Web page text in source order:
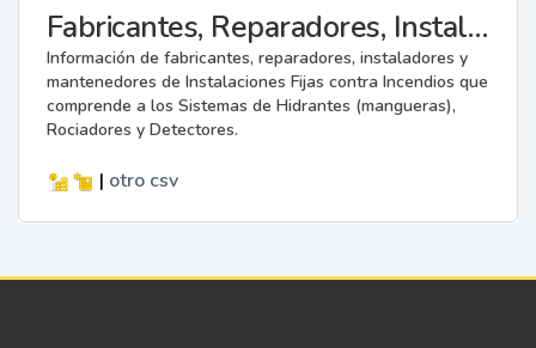
Fabricantes, Reparadores, Instaladores y Mantenedores de Instalaciones Fijas contra Incendios.
Información de fabricantes, reparadores, instaladores y
mantenedores de Instalaciones Fijas contra Incendios que
comprende a los Sistemas de Hidrantes (mangueras),
Rociadores y Detectores.
| otro csv